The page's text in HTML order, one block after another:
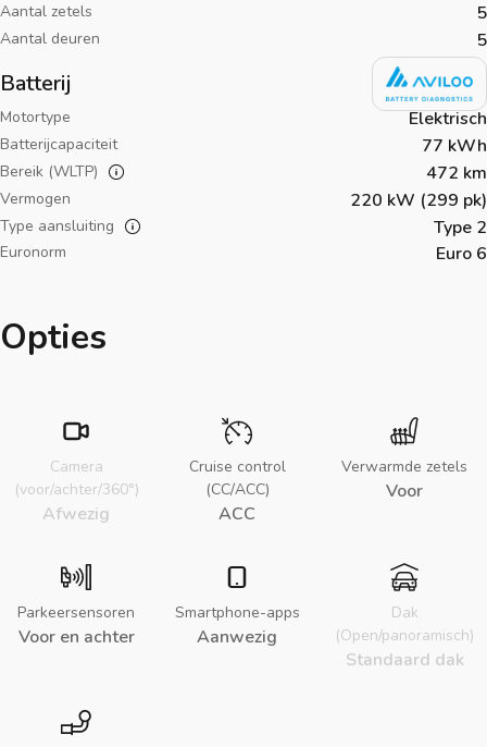
Aantal zetels 5
Aantal deuren 5
Batterij
Motortype Elektrisch
Batterijcapaciteit 77 kWh
Bereik (WLTP) 472 km
Vermogen 220 kW (299 pk)
Type aansluiting Type 2
Euronorm Euro 6
Opties
Camera
(voor/achter/360°)
Afwezig
Cruise control
(CC/ACC)
ACC
Verwarmde zetels
Voor
Parkeersensoren
Voor en achter
Smartphone-apps
Aanwezig
Dak
(Open/panoramisch)
Standaard dak